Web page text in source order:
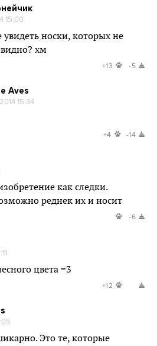
15:00
увидеть носки, которых не
хм
+13 -5
Aves
15:34
+4 -14
как следки.
реднек их и носит
-6
цвета =3
+12
Это те, которые